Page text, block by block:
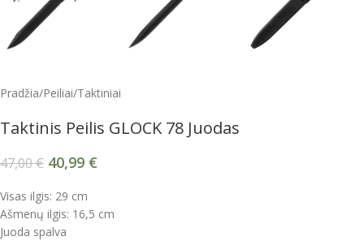
Pradžia/Peiliai/Taktiniai
Taktinis Peilis GLOCK 78 Juodas
47,00€ 40,99 €
Visas ilgis: 29 cm
Ašmenų ilgis: 16,5 cm
Juoda spalva